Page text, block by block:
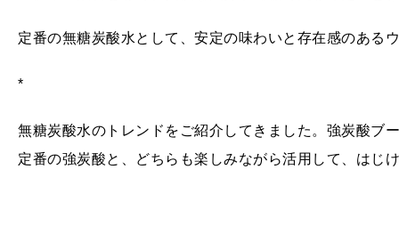
定番の無糖炭酸水として、安定の味わいと存在感のある
*
無糖炭酸水のトレンドをご紹介してきました。強炭酸ブ
定番の強炭酸と、どちらも楽しみながら活用して、はじ